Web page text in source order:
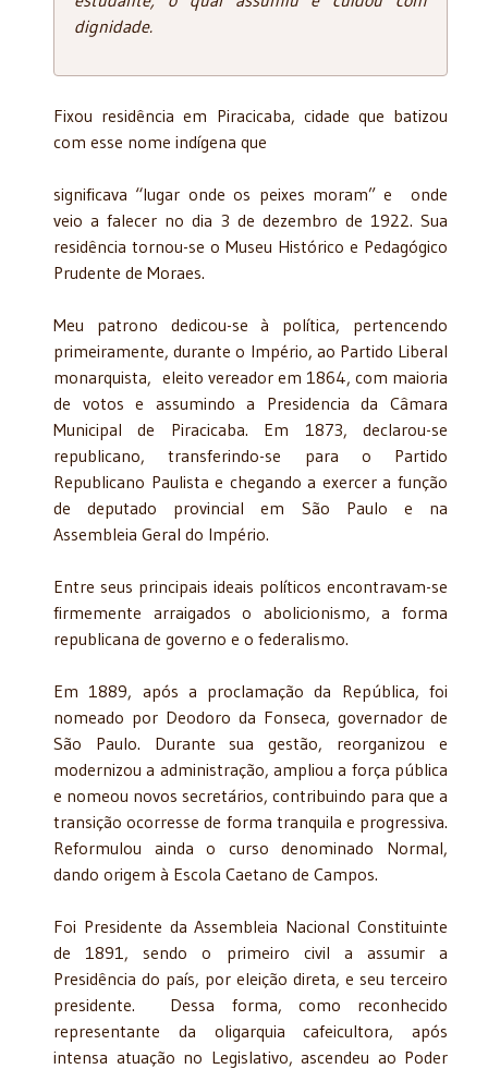
dignidade.
Fixou residência em Piracicaba, cidade que batizou
com esse nome indígena que
significava “lugar onde os peixes moram” e onde
veio a falecer no dia 3 de dezembro de 1922. Sua
residência tornou-se o Museu Histórico e Pedagógico
Prudente de Moraes.
Meu patrono dedicou-se à política, pertencendo
primeiramente, durante o Império, ao Partido Liberal
monarquista, eleito vereador em 1864, com maioria
de votos e assumindo a Presidencia da Câmara
Municipal de Piracicaba. Em 1873, declarou-se
republicano, transferindo-se para o Partido
Republicano Paulista e chegando a exercer a função
de deputado provincial em São Paulo e na
Assembleia Geral do Império.
Entre seus principais ideais políticos encontravam-se
firmemente arraigados o abolicionismo, a forma
republicana de governo e o federalismo.
Em 1889, após a proclamação da República, foi
nomeado por Deodoro da Fonseca, governador de
São Paulo. Durante sua gestão, reorganizou e
modernizou a administração, ampliou a força pública
e nomeou novos secretários, contribuindo para que a
transição ocorresse de forma tranquila e progressiva.
Reformulou ainda o curso denominado Normal,
dando origem à Escola Caetano de Campos.
Foi Presidente da Assembleia Nacional Constituinte
de 1891, sendo o primeiro civil a assumir a
Presidência do país, por eleição direta, e seu terceiro
presidente. Dessa forma, como reconhecido
representante da oligarquia cafeicultora, após
intensa atuação no Legislativo, ascendeu ao Poder